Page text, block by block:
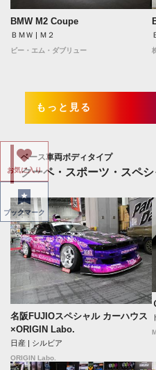
BMW M2 Coupe
ＢＭＷ | Ｍ２
ビー・エム・ダブリュー
もっと見る
ベース車両ボディタイプ
クーペ・スポーツ・スペシ
名阪FUJIOスペシャル カーハウス
×ORIGIN Labo.
日産 | シルビア
ORIGIN Labo.
お気に入り
ブックマーク